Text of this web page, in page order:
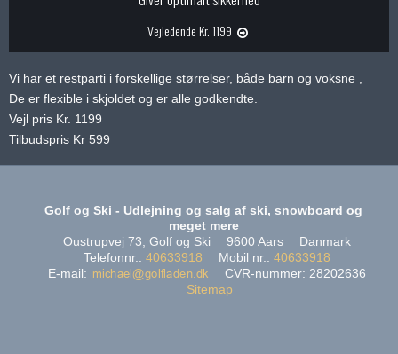
Vejledende Kr. 1199
Vi har et restparti i forskellige størrelser, både barn og voksne ,
De er flexible i skjoldet og er alle godkendte.
Vejl pris Kr. 1199
Tilbudspris Kr 599
Golf og Ski - Udlejning og salg af ski, snowboard og
meget mere
Oustrupvej 73, Golf og Ski
9600 Aars
Danmark
Telefonnr. : 40633918 Mobil nr. : 40633918
E-mail: CVR-nummer: 28202636
Sitemap